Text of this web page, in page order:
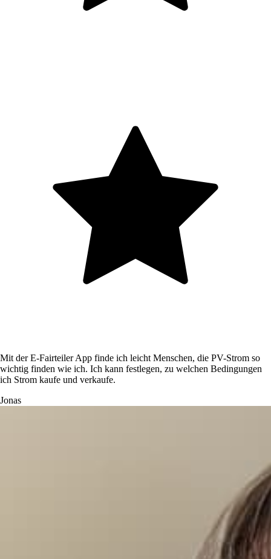
Mit der E‑Fairteiler App finde ich leicht Menschen, die PV-Strom so
wichtig finden wie ich. Ich kann festlegen, zu welchen Bedingungen
ich Strom kaufe und verkaufe.
Jonas